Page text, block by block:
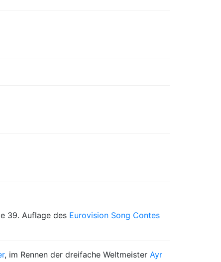
39. Auflage des Eurovision Song Contes
, im Rennen der dreifache Weltmeister Ayr